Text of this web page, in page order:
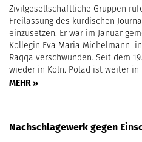
Zivilgesellschaftliche Gruppen
Freilassung des kurdischen
einzusetzen. Er war im Januar
Kollegin Eva Maria Michelmann
Raqqa verschwunden. Seit dem
wieder in Köln. Polad ist weiter in
MEHR »
Nachschlagewerk gegen